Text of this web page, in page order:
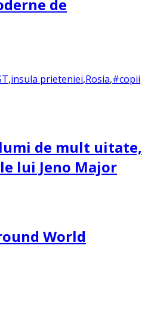
de
,insula prieteniei,Rosia,#copii
de mult uitate,
lui Jeno Major
World